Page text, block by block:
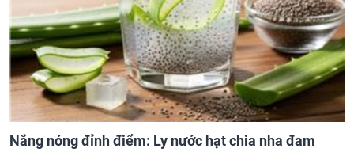
Nắng nóng đỉnh điểm: Ly nước hạt chia nha đam